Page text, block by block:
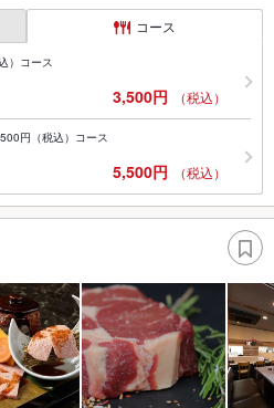
コース
）コース
3,500円 （税込）
円（税込）コース
5,500円 （税込）